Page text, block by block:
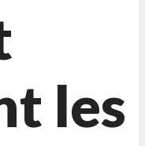
les